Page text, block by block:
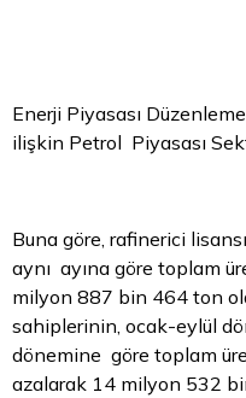
Enerji Piyasası
ilişkin Petrol Piyasası
Buna göre, rafinerici
aynı ayına göre toplam
milyon 887 bin 464 ton
sahiplerinin, ocak-eylül
dönemine göre toplam
azalarak 14 milyon 532